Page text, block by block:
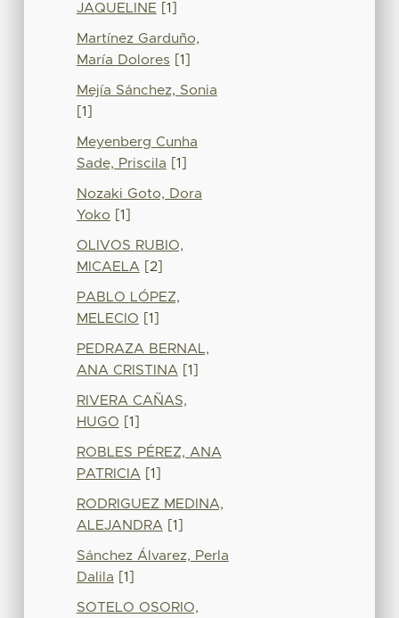
JAQUELINE [1]
Martínez Garduño,
María Dolores [1]
Mejía Sánchez, Sonia
[1]
Meyenberg Cunha
Sade, Priscila [1]
Nozaki Goto, Dora
Yoko [1]
OLIVOS RUBIO,
MICAELA [2]
PABLO LÓPEZ,
MELECIO [1]
PEDRAZA BERNAL,
ANA CRISTINA [1]
RIVERA CAÑAS,
HUGO [1]
ROBLES PÉREZ, ANA
PATRICIA [1]
RODRIGUEZ MEDINA,
ALEJANDRA [1]
Sánchez Álvarez, Perla
Dalila [1]
SOTELO OSORIO,